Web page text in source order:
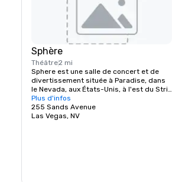
Sphère
Théâtre2 mi
Sphere est une salle de concert et de
divertissement située à Paradise, dans
le Nevada, aux États-Unis, à l'est du Strip
de Las Vegas. La salle, qui peut accueillir
17 600 personnes, est commercialisée
pour ses capacités vidéo et audio
Plus d'infos
255 Sands Avenue
Las Vegas, NV